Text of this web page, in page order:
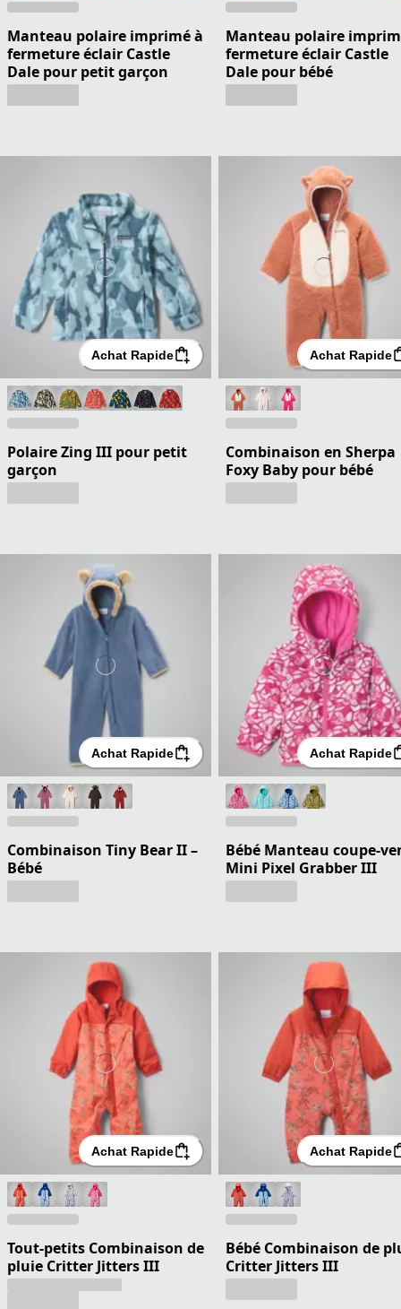
Manteau polaire imprimé à
fermeture éclair Castle
Dale pour petit garçon
Manteau polaire
fermeture éclair Castle
Dale pour bébé
Achat Rapide
Polaire Zing III pour petit
garçon
Achat Rapide
Combinaison en Sherpa
Foxy Baby pour bébé
Achat Rapide
Combinaison Tiny Bear II –
Bébé
Achat Rapide
Bébé Manteau coupe-
Mini Pixel Grabber III
Achat Rapide
Tout-petits Combinaison de
pluie Critter Jitters III
Achat Rapide
Bébé Combinaison de
Critter Jitters III